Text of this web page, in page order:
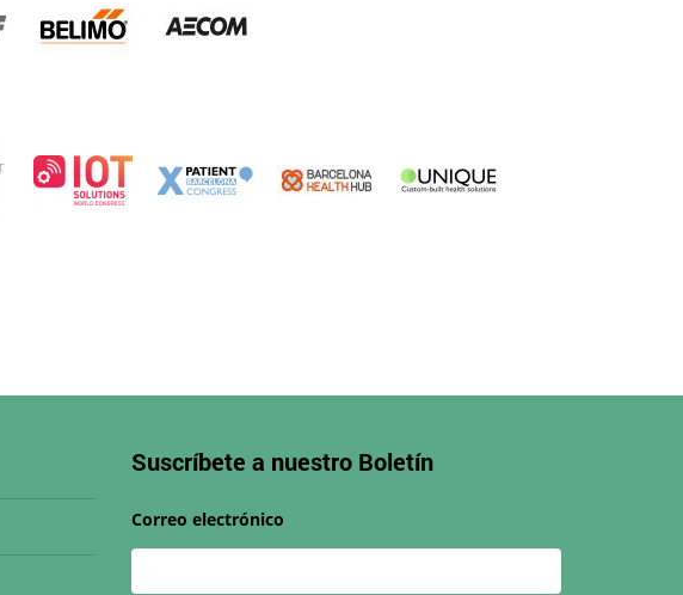
Suscríbete a nuestro Boletín
Correo electrónico